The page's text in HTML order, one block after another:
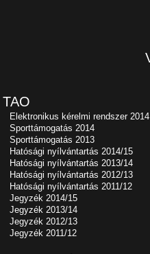
TAO
Elektronikus kérelmi rendszer 2014
Sporttámogatás 2014
Sporttámogatás 2013
Hatósági nyílvántartás 2014/15
Hatósági nyílvántartás 2013/14
Hatósági nyílvántartás 2012/13
Hatósági nyílvántartás 2011/12
Jegyzék 2014/15
Jegyzék 2013/14
Jegyzék 2012/13
Jegyzék 2011/12